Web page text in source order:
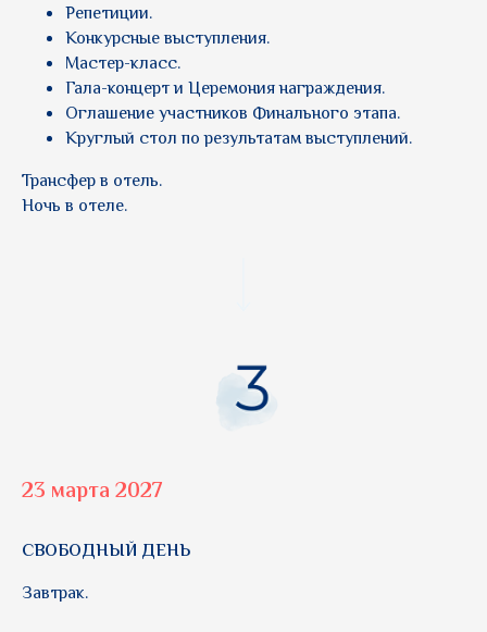
Репетиции.
Конкурсные выступления.
Мастер-класс.
Гала-концерт и Церемония награждения.
Оглашение участников Финального этапа.
Круглый стол по результатам выступлений.
Трансфер в отель.
Ночь в отеле.
23 марта 2027
СВОБОДНЫЙ ДЕНЬ
Завтрак.